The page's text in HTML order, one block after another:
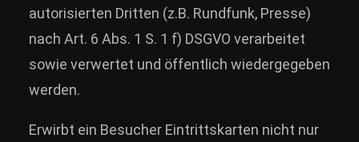
autorisierten Dritten (z.B. Rundfunk, Presse)
nach Art. 6 Abs. 1 S. 1 f) DSGVO verarbeitet
sowie verwertet und öffentlich wiedergegeben
werden.
Erwirbt ein Besucher Eintrittskarten nicht nur